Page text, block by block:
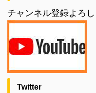
チャンネル登録よろし
Twitter